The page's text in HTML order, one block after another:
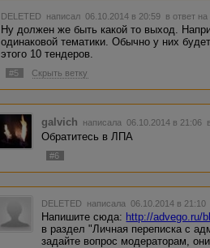
DELETED написал 06.10.2014 в 20:59 в ответ на
Ну должен же быть какой то выход.
одинаковой тематики. Обычно у них
этого 10 тендеров.
#5 Скрыть ветку
galvich написала 06.10.2014 в 21:06
Обратитесь в ЛПА
#6
DELETED написала 06.10.2014 в
Напишите сюда: http://advego.ru/
в раздел "Личная переписка с
задайте вопрос модераторам,